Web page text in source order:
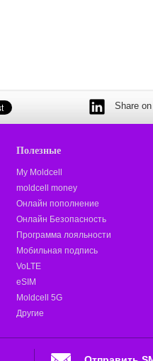
Share
Полезные
My Moldcell
moldcell money
Онлайн пополнение
Онлайн Безопасность
Программа лояльности
Мобильная подпись
VoLTE
eSIM
Moldcell 5G
Другие